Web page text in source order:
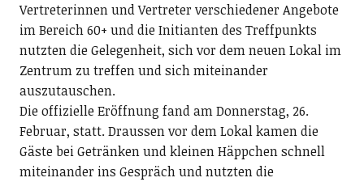
Vertreterinnen und Vertreter verschiedener Angebote
im Bereich 60+ und die Initianten des Treffpunkts
nutzten die Gelegenheit, sich vor dem neuen Lokal im
Zentrum zu treffen und sich miteinander
auszutauschen.
Die offizielle Eröffnung fand am Donnerstag, 26.
Februar, statt. Draussen vor dem Lokal kamen die
Gäste bei Getränken und kleinen Häppchen schnell
miteinander ins Gespräch und nutzten die